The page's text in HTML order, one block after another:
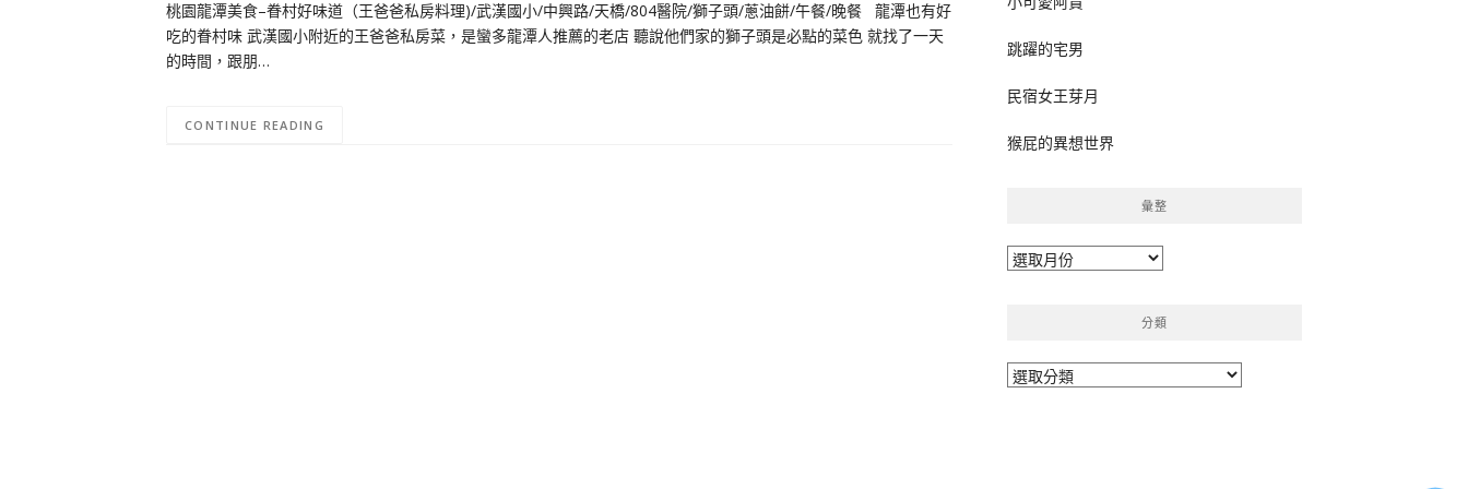
桃園龍潭美食–眷村好味道（王爸爸私房料理)/武漢國小/中興路/天橋/804醫院/獅子頭/蔥油餅/午餐/晚餐 龍潭也有好
吃的眷村味 武漢國小附近的王爸爸私房菜，是蠻多龍潭人推薦的老店 聽說他們家的獅子頭是必點的菜色 就找了一天
的時間，跟朋…
CONTINUE READING
跳躍的宅男
民宿女王芽月
猴屁的異想世界
彙整
彙
分類
分